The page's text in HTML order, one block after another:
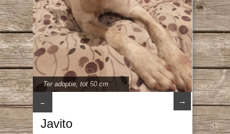
Ter adoptie tot 50 cm
← →
Javito